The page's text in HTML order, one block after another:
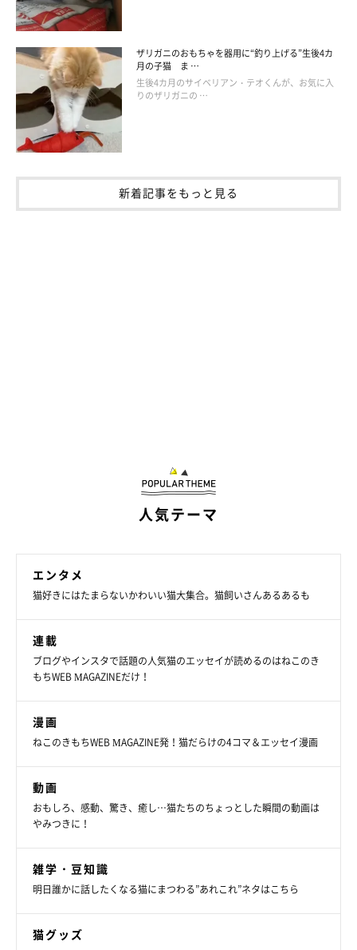
ザリガニのおもちゃを器用に“釣り上げる”生後4カ
月の子猫 ま …
生後4カ月のサイベリアン・テオくんが、お気に入
りのザリガニの …
新着記事をもっと見る
人気テーマ
エンタメ
猫好きにはたまらないかわいい猫大集合。猫飼いさんあるあるも
連載
ブログやインスタで話題の人気猫のエッセイが読めるのはねこのき
もちWEB MAGAZINEだけ！
漫画
ねこのきもちWEB MAGAZINE発！猫だらけの4コマ＆エッセイ漫画
動画
おもしろ、感動、驚き、癒し…猫たちのちょっとした瞬間の動画は
やみつきに！
雑学・豆知識
明日誰かに話したくなる猫にまつわる”あれこれ”ネタはこちら
猫グッズ